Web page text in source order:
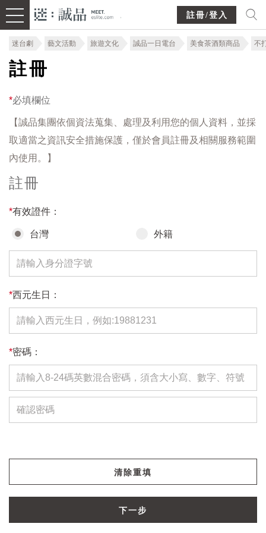
註冊/登入
迷台劇 藝文活動 旅遊文化 誠品一日電台 美食茶酒類商品 不
註冊
*必填欄位
【誠品集團依個資法蒐集、處理及利用您的個人資料，並採
取適當之資訊安全措施保護，僅於會員註冊及相關服務範圍
內使用。】
註冊
*有效證件：
台灣 外籍
*西元生日：
*密碼：